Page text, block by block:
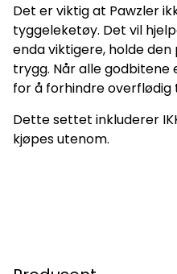
Det er viktig at Pawzler
tyggeleketøy. Det vil
enda viktigere, holde
trygg. Når alle
for å forhindre overflødig
Dette settet inkluderer
kjøpes utenom.